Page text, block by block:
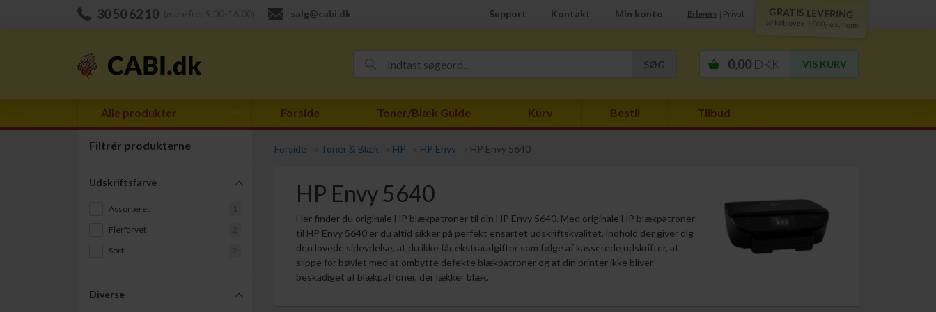
30 50 62 10 salg@cabi.dk Support Kontakt Min konto Erhverv Privat GRATIS LEVERING
v/ køb over 1.000,- ex.moms
VIS KURV
0,00 DKK
Alle produkter Forside Toner/Blæk Guide Kurv Bestil Tilbud
Filtrér produkterne
Udskriftsfarve
Assorteret
Flerfarvet
Sort
Diverse
Forside Toner & Blæk HP HP Envy HP Envy 5640
HP Envy 5640
Her finder du originale HP blækpatroner til din HP Envy 5640. Med originale HP blækpatroner
til HP Envy 5640 er du altid sikker på perfekt ensartet udskriftskvalitet, indhold der giver dig
den lovede sideydelse, at du ikke får ekstraudgifter som følge af kasserede udskrifter, at
slippe for bøvlet med at ombytte defekte blækpatroner og at din printer ikke bliver
beskadiget af blækpatroner, der lækker blæk.